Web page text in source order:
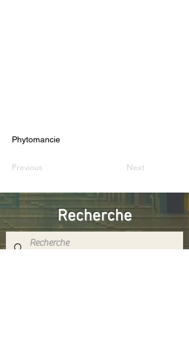
Phytomancie
Previous Next
Recherche